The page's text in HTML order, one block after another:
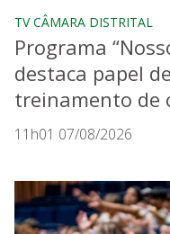
TV CÂMARA DISTRITAL
Programa
destaca papel
treinamento de
11h01 07/08/2026